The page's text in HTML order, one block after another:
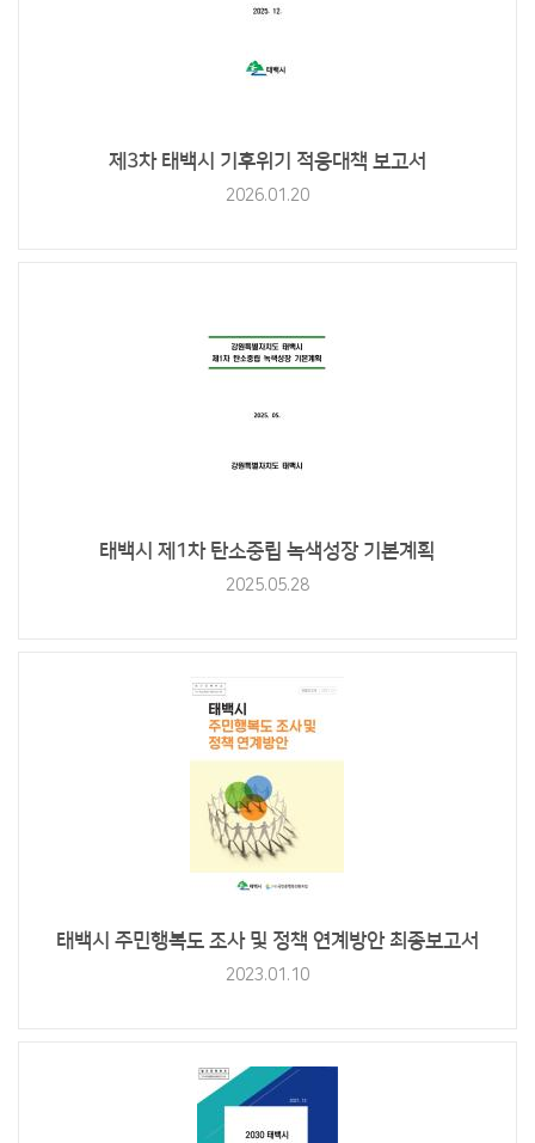
제3차 태백시 기후위기 적응대책 보고서
2026.01.20
태백시 제1차 탄소중립 녹색성장 기본계획
2025.05.28
태백시 주민행복도 조사 및 정책 연계방안 최종보고서
2023.01.10